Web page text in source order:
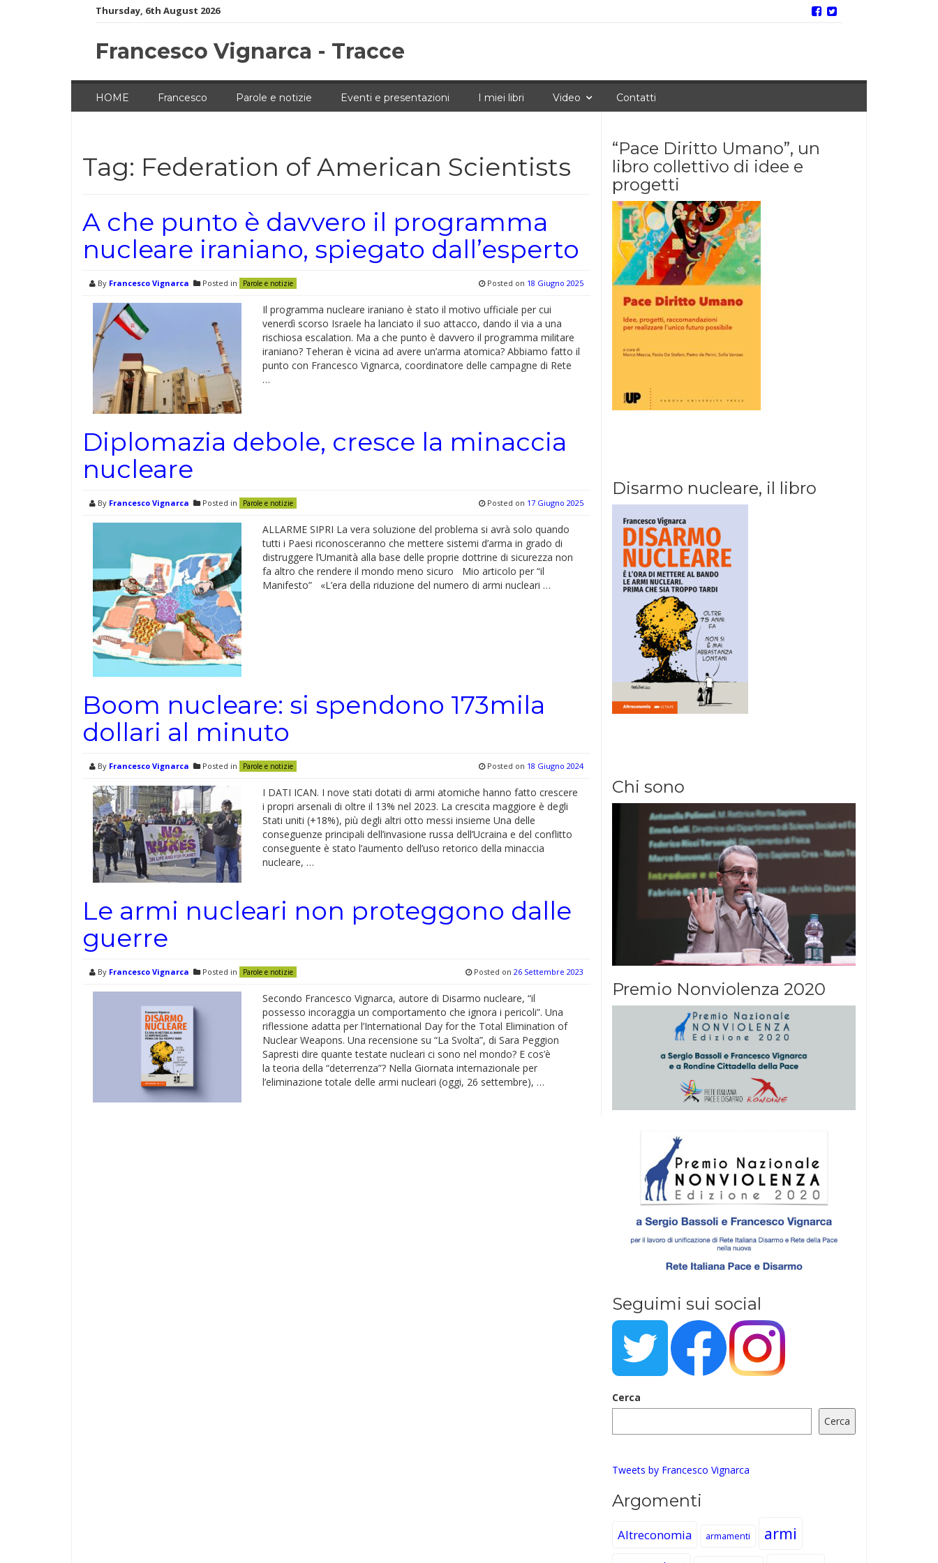
Thursday, 6th August 2026
Francesco Vignarca - Tracce
HOME Francesco Parole e notizie Eventi e presentazioni I miei libri Video Contatti
Tag: Federation of American Scientists
A che punto è davvero il programma
nucleare iraniano, spiegato dall’esperto
By Francesco Vignarca Posted in Parole e notizie Posted on 18 Giugno 2025
Il programma nucleare iraniano è stato il motivo ufficiale per cui
venerdì scorso Israele ha lanciato il suo attacco, dando il via a una
rischiosa escalation. Ma a che punto è davvero il programma militare
iraniano? Teheran è vicina ad avere un’arma atomica? Abbiamo fatto il
punto con Francesco Vignarca, coordinatore delle campagne di Rete
…
Diplomazia debole, cresce la minaccia
nucleare
By Francesco Vignarca Posted in Parole e notizie Posted on 17 Giugno 2025
ALLARME SIPRI La vera soluzione del problema si avrà solo quando
tutti i Paesi riconosceranno che mettere sistemi d’arma in grado di
distruggere l’Umanità alla base delle proprie dottrine di sicurezza non
fa altro che rendere il mondo meno sicuro Mio articolo per “il
Manifesto” «L’era della riduzione del numero di armi nucleari …
Boom nucleare: si spendono 173mila
dollari al minuto
By Francesco Vignarca Posted in Parole e notizie Posted on 18 Giugno 2024
I DATI ICAN. I nove stati dotati di armi atomiche hanno fatto crescere
i propri arsenali di oltre il 13% nel 2023. La crescita maggiore è degli
Stati uniti (+18%), più degli altri otto messi insieme Una delle
conseguenze principali dell’invasione russa dell’Ucraina e del conflitto
conseguente è stato l’aumento dell’uso retorico della minaccia
nucleare, …
Le armi nucleari non proteggono dalle
guerre
By Francesco Vignarca Posted in Parole e notizie Posted on 26 Settembre 2023
Secondo Francesco Vignarca, autore di Disarmo nucleare, “il
possesso incoraggia un comportamento che ignora i pericoli”. Una
riflessione adatta per l’International Day for the Total Elimination of
Nuclear Weapons. Una recensione su “La Svolta”, di Sara Peggion
Sapresti dire quante testate nucleari ci sono nel mondo? E cos’è
la teoria della “deterrenza”? Nella Giornata internazionale per
l’eliminazione totale delle armi nucleari (oggi, 26 settembre), …
“Pace Diritto Umano”, un
libro collettivo di idee e
progetti
Disarmo nucleare, il libro
Chi sono
Premio Nonviolenza 2020
Seguimi sui social
Cerca
Cerca
Tweets by Francesco Vignarca
Argomenti
Altreconomia armamenti armi